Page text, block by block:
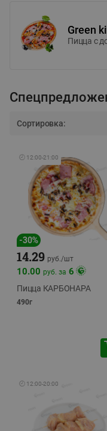
Green
Пицца c
Сортировка:
🕘 12:00-21:00
-30%
14.29 руб./шт
10.00 руб. за 6
Пицца КАРБОНАРА
490г
🕘 12:00-20:00